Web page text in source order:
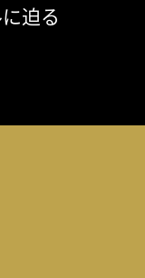
迫る